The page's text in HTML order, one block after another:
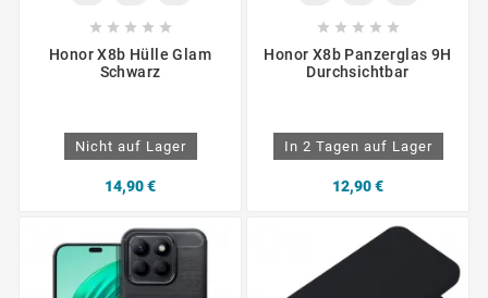
    
Honor X8b Hülle Glam
Schwarz
Nicht auf Lager
14,90 €
    
Honor X8b Panzerglas 9H
Durchsichtbar
In 2 Tagen auf Lager
12,90 €